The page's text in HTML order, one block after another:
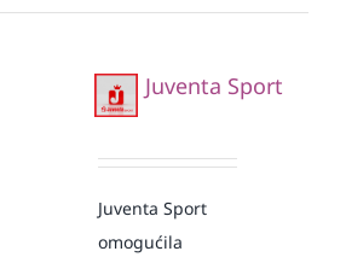
Juventa Sport
Juventa Sport
omogućila